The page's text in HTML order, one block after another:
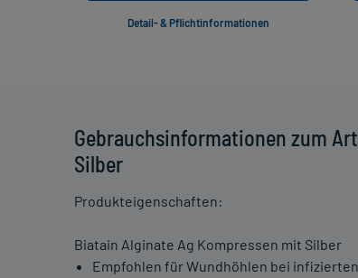
Gebrauchsinformationen zum
Silber
Produkteigenschaften:
Biatain Alginate Ag Kompressen mit Silber
Empfohlen für Wundhöhlen bei infizierten
Detail- & Pflichtinformationen